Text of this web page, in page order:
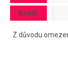
Končí:
Z důvodu